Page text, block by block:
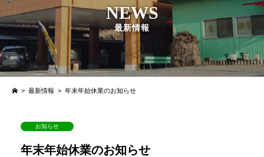
NEWS
最新情報
> 最新情報 > 年末年始休業のお知らせ
お知らせ
年末年始休業のお知らせ